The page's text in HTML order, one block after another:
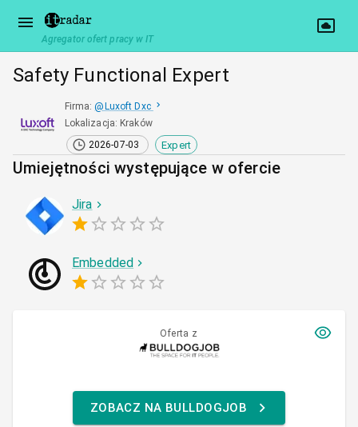
Agregator ofert pracy w IT
Safety Functional Expert
Firma: @ Luxoft Dxc
Lokalizacja: Kraków
2026-07-03
Expert
Umiejętności występujące w ofercie
Jira
Embedded
Oferta z
ZOBACZ NA BULLDOGJOB